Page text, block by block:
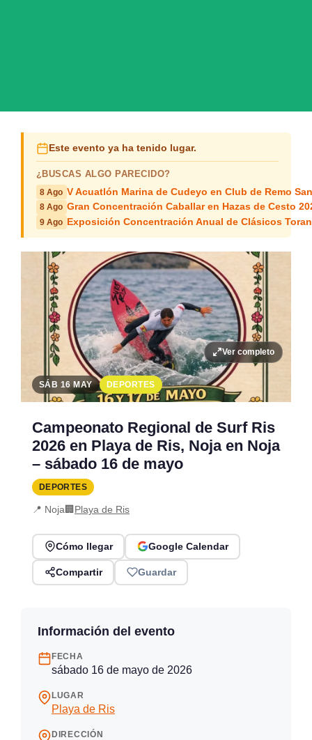
Este evento ya ha tenido lugar.
¿BUSCAS ALGO PARECIDO?
8 Ago V Acuatlón Marina de Cudeyo en Club de Remo
8 Ago Gran Concentración Caballar en Hazas de Cesto
9 Ago Exposición Concentración Anual de Clásicos
Ver completo
SÁB 16 MAY DEPORTES
Campeonato Regional de Surf Ris
2026 en Playa de Ris, Noja en Noja
– sábado 16 de mayo
DEPORTES
📍 Noja🏢Playa de Ris
Cómo llegar Google Calendar
Compartir Guardar
Información del evento
FECHA
sábado 16 de mayo de 2026
LUGAR
Playa de Ris
DIRECCIÓN